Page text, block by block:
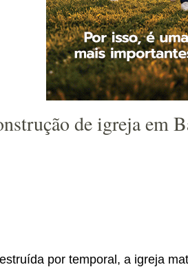
de igreja em
por temporal, a igreja